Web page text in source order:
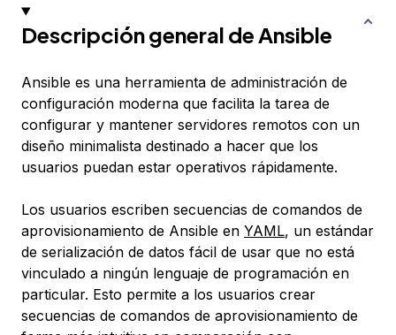
Descripción general de Ansible
Ansible es una herramienta de administración de
configuración moderna que facilita la tarea de
configurar y mantener servidores remotos con un
diseño minimalista destinado a hacer que los
usuarios puedan estar operativos rápidamente.
Los usuarios escriben secuencias de comandos de
aprovisionamiento de Ansible en YAML, un estándar
de serialización de datos fácil de usar que no está
vinculado a ningún lenguaje de programación en
particular. Esto permite a los usuarios crear
secuencias de comandos de aprovisionamiento de